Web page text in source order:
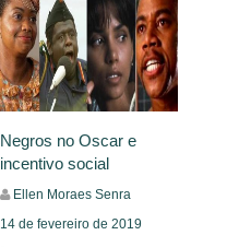
Leia Mais
Negros no Oscar e
incentivo social
Ellen Moraes Senra
14 de fevereiro de 2019